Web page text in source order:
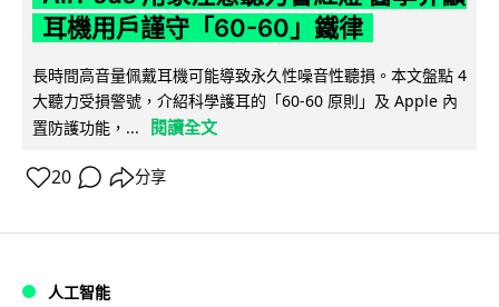
耳機用戶謹守「60-60」鐵律
長時間高音量佩戴耳機可能導致永久性噪音性聽損。本文盤點 4
大聽力受損警號，介紹科學護耳的「60-60 原則」及 Apple 內
置防護功能，...
閱讀全文
20 分享
人工智能